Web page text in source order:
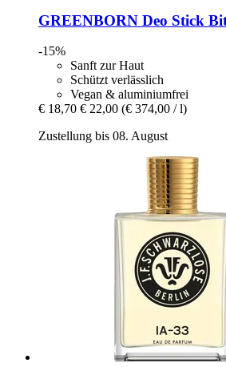
GREENBORN Deo Stick
-15%
Sanft zur Haut
Schützt verlässlich
Vegan & aluminiumfrei
€ 18,70 € 22,00 (€ 374,00 / l)
Zustellung bis 08. August